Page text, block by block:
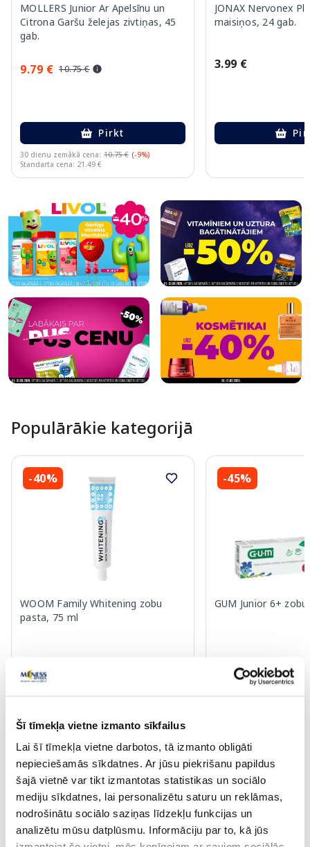
Šī tīmekļa vietne izmanto sīkfailus
Lai šī tīmekļa vietne darbotos, tā izmanto obligāti
nepieciešamās sīkdatnes. Ar jūsu piekrišanu papildus
šajā vietnē var tikt izmantotas statistikas un sociālo
mediju sīkdatnes, lai personalizētu saturu un reklāmas,
nodrošinātu sociālo saziņas līdzekļu funkcijas un
analizētu mūsu datplūsmu. Informāciju par to, kā jūs
MOLLERS Junior Ar Apelsīnu un
Citrona Garšu želejas zivtiņas, 45
gab.
9.79 € 10.75 €
Pirkt
30 dienu zemākā cena: 10.75 € (-9%)
Standarta cena: 21.49 €
JONAX Nervonex
maisiņos, 24 gab.
3.99 €
Populārākie kategorijā
-40%
WOOM Family Whitening zobu
pasta, 75 ml
Standarta cena: 3.99 €
-45%
GUM Junior 6+
4.28 € 7.79 €
Page 1 of 10
Saules aizsardzībai vasarā ☀️
Vairāk...